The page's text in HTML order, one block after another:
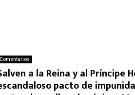
Comentarios
a la Reina y al Príncipe
pacto de